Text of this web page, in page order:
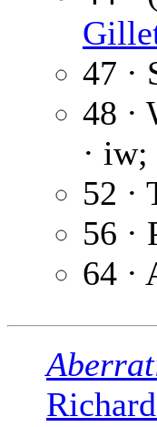
47 ·
48 ·
·
52 ·
56 ·
64 ·